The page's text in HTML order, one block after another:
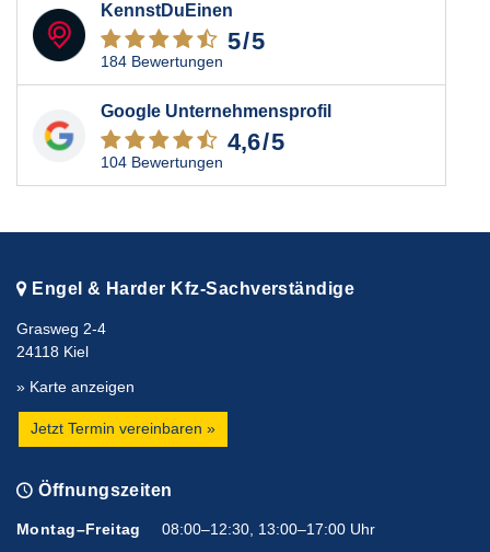
KennstDuEinen
5/5
184 Bewertungen
Google Unternehmensprofil
4,6/5
104 Bewertungen
Engel & Harder Kfz-Sachverständige
Grasweg 2-4
24118 Kiel
» Karte anzeigen
Jetzt Termin vereinbaren »
Öffnungszeiten
Montag–Freitag 08:00–12:30, 13:00–17:00 Uhr